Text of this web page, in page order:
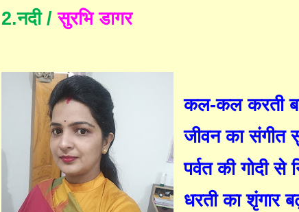
2.नदी /सुरभि डागर
कल-कल करती
जीवन का संगीत
पर्वत की गोदी से
धरती काशृंगार